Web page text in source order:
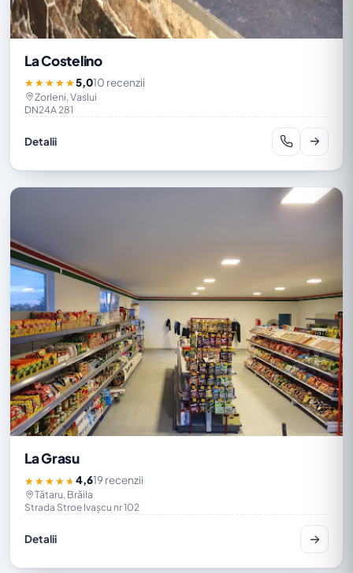
La Costelino
★★★★★5,010 recenzii
Zorleni, Vaslui
DN24A 281
Detalii
La Grasu
★★★★★4,619 recenzii
Tătaru, Brăila
Strada Stroe Ivașcu nr 102
Detalii